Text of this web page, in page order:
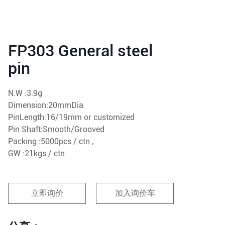
FP303 General steel
pin
N.W :3.9g
Dimension:20mmDia
PinLength:16/19mm or customized
Pin Shaft:Smooth/Grooved
Packing :5000pcs / ctn ,
GW :21kgs / ctn
立即询价 加入询价车